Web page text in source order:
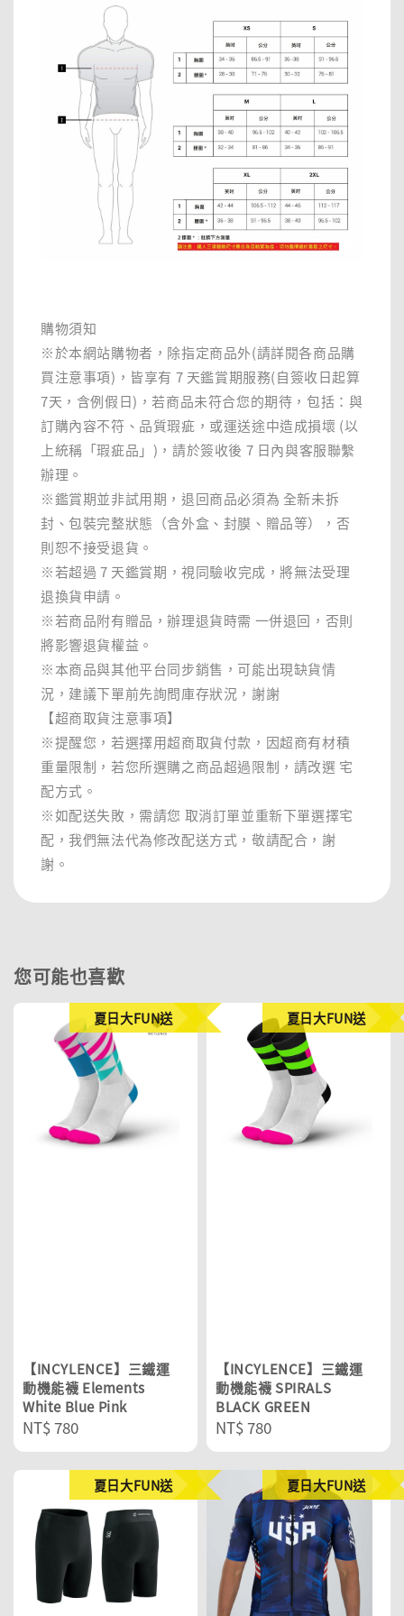
購物須知
※於本網站購物者，除指定商品外(請詳閱各商品購
買注意事項)，皆享有 7 天鑑賞期服務(自簽收日起算
7天，含例假日)，若商品未符合您的期待，包括：與
訂購內容不符、品質瑕疵，或運送途中造成損壞 (以
上統稱「瑕疵品」)，請於簽收後 7 日內與客服聯繫
辦理。
※鑑賞期並非試用期，退回商品必須為 全新未拆
封、包裝完整狀態（含外盒、封膜、贈品等），否
則恕不接受退貨。
※若超過 7 天鑑賞期，視同驗收完成，將無法受理
退換貨申請。
※若商品附有贈品，辦理退貨時需 一併退回，否則
將影響退貨權益。
※本商品與其他平台同步銷售，可能出現缺貨情
況，建議下單前先詢問庫存狀況，謝謝
【超商取貨注意事項】
※提醒您，若選擇用超商取貨付款，因超商有材積
重量限制，若您所選購之商品超過限制，請改選 宅
配方式。
※如配送失敗，需請您 取消訂單並重新下單選擇宅
配，我們無法代為修改配送方式，敬請配合，謝
謝。
您可能也喜歡
夏日大FUN送
【INCYLENCE】三鐵運
動機能襪 Elements
White Blue Pink
Regular
price
NT$ 780
夏日大FUN送
【INCYLENCE】三鐵運
動機能襪 SPIRALS
BLACK GREEN
Regular
price
NT$ 780
夏日大FUN送 夏日大FUN送